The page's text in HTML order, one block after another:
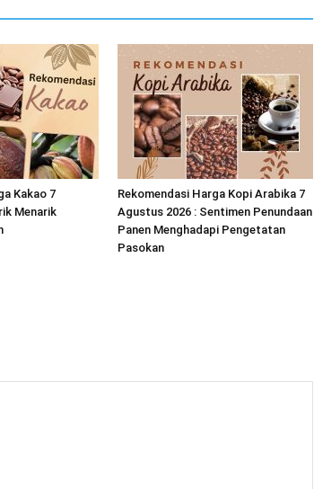
Kakao 7
Menarik
Rekomendasi Harga Kopi Arabika 7
Agustus 2026 : Sentimen Penundaan
Panen Menghadapi Pengetatan
Pasokan